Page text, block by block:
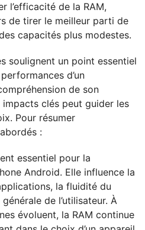
l’efficacité de la RAM,
de tirer le meilleur parti de
capacités plus modestes.
soulignent un point essentiel
d’un
de son
clés peut guider les
Pour résumer
:
essentiel pour la
Android. Elle influence la
la fluidité du
de l’utilisateur. À
évoluent, la RAM continue